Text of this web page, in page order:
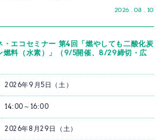
2026 . 08 . 10
・エコセミナー 第4回「燃やしても二酸化炭
燃料（水素）」（9/5開催、8/29締切・広
2026年9月5日（土）
14:00～16:00
2026年8月29日（土）